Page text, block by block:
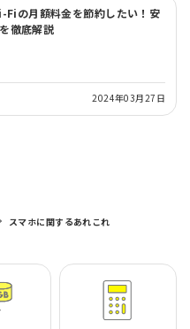
Fiの月額料金を節約したい！安
徹底解説
2024年03月27日
スマホに関するあれこれ